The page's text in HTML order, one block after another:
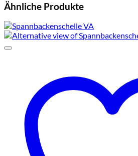
Ähnliche Produkte